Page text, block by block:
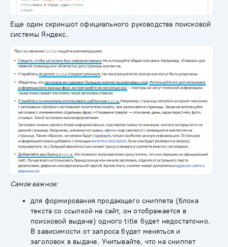
Еще один скриншот официального руководства поисковой
системы Яндекс.
Самое важное:
для формирования продающего сниппета (блока
текста со ссылкой на сайт, он отображается в
поисковой выдаче) одного title будет недостаточно.
В зависимости от запроса будет меняться и
заголовок в выдаче. Учитывайте, что на сниппет